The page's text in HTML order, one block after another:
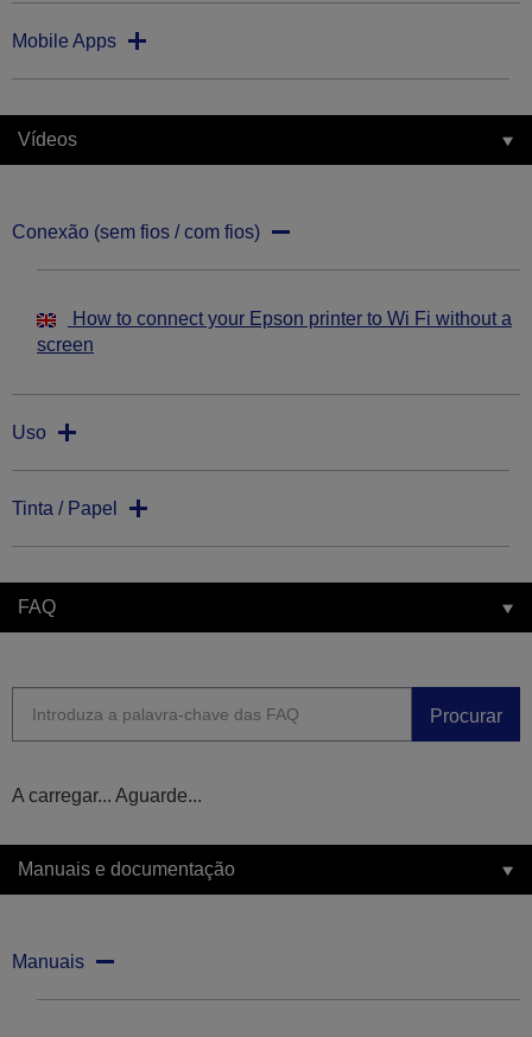
Mobile Apps
Vídeos
Conexão (sem fios / com fios)
How to connect your Epson printer to Wi Fi without a
screen
Uso
Tinta / Papel
FAQ
Procurar
A carregar... Aguarde...
Manuais e documentação
Manuais